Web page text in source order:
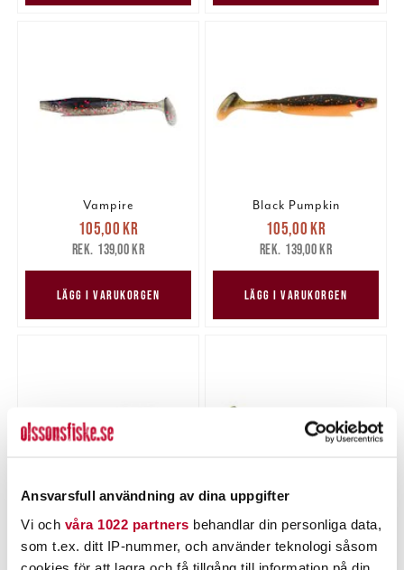
Ansvarsfull användning av dina uppgifter
Vi och våra 1022 partners behandlar din personliga data,
som t.ex. ditt IP-nummer, och använder teknologi såsom
cookies för att lagra och få tillgång till information på din
Vampire
Nuvarande pris
105,00 krTidigare pris
139,00 kr
105,00 kr
139,00 kr
LÄGG I VARUKORGEN
Black Pumpkin
Nuvarande pris
105,00 krTidigare pris
139,00 kr
105,00 kr
139,00 kr
LÄGG I VARUKORGEN
Sexy Shad
Nuvarande pris:
105,00 krTidigare pris:
105,00 kr
139,00 kr
Reed Roach
Nuvarande pris:
105,00 krTidigare pris:
105,00 kr
139,00 kr